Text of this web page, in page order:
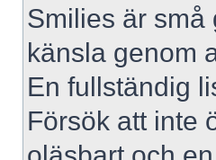
Smilies är små
känsla genom
En fullständig
Försök att inte